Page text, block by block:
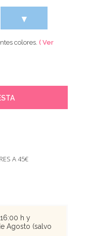
▼
colores.( Ver
A 45€
h y
Agosto (salvo